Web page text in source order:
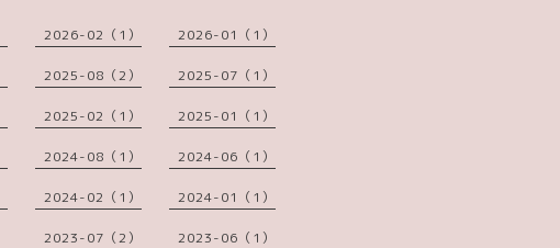
2026-02（1） 2026-01（1）
2025-08（2） 2025-07（1）
2025-02（1） 2025-01（1）
2024-08（1） 2024-06（1）
2024-02（1） 2024-01（1）
2023-07（2） 2023-06（1）